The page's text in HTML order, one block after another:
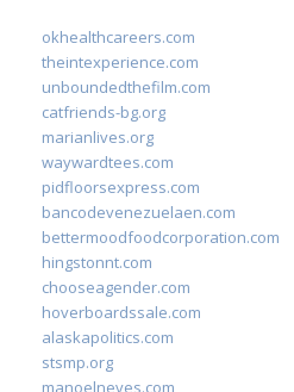
okhealthcareers.com
theintexperience.com
unboundedthefilm.com
catfriends-bg.org
marianlives.org
waywardtees.com
pidfloorsexpress.com
bancodevenezuelaen.com
bettermoodfoodcorporation.com
hingstonnt.com
chooseagender.com
hoverboardssale.com
alaskapolitics.com
stsmp.org
manoelneves.com